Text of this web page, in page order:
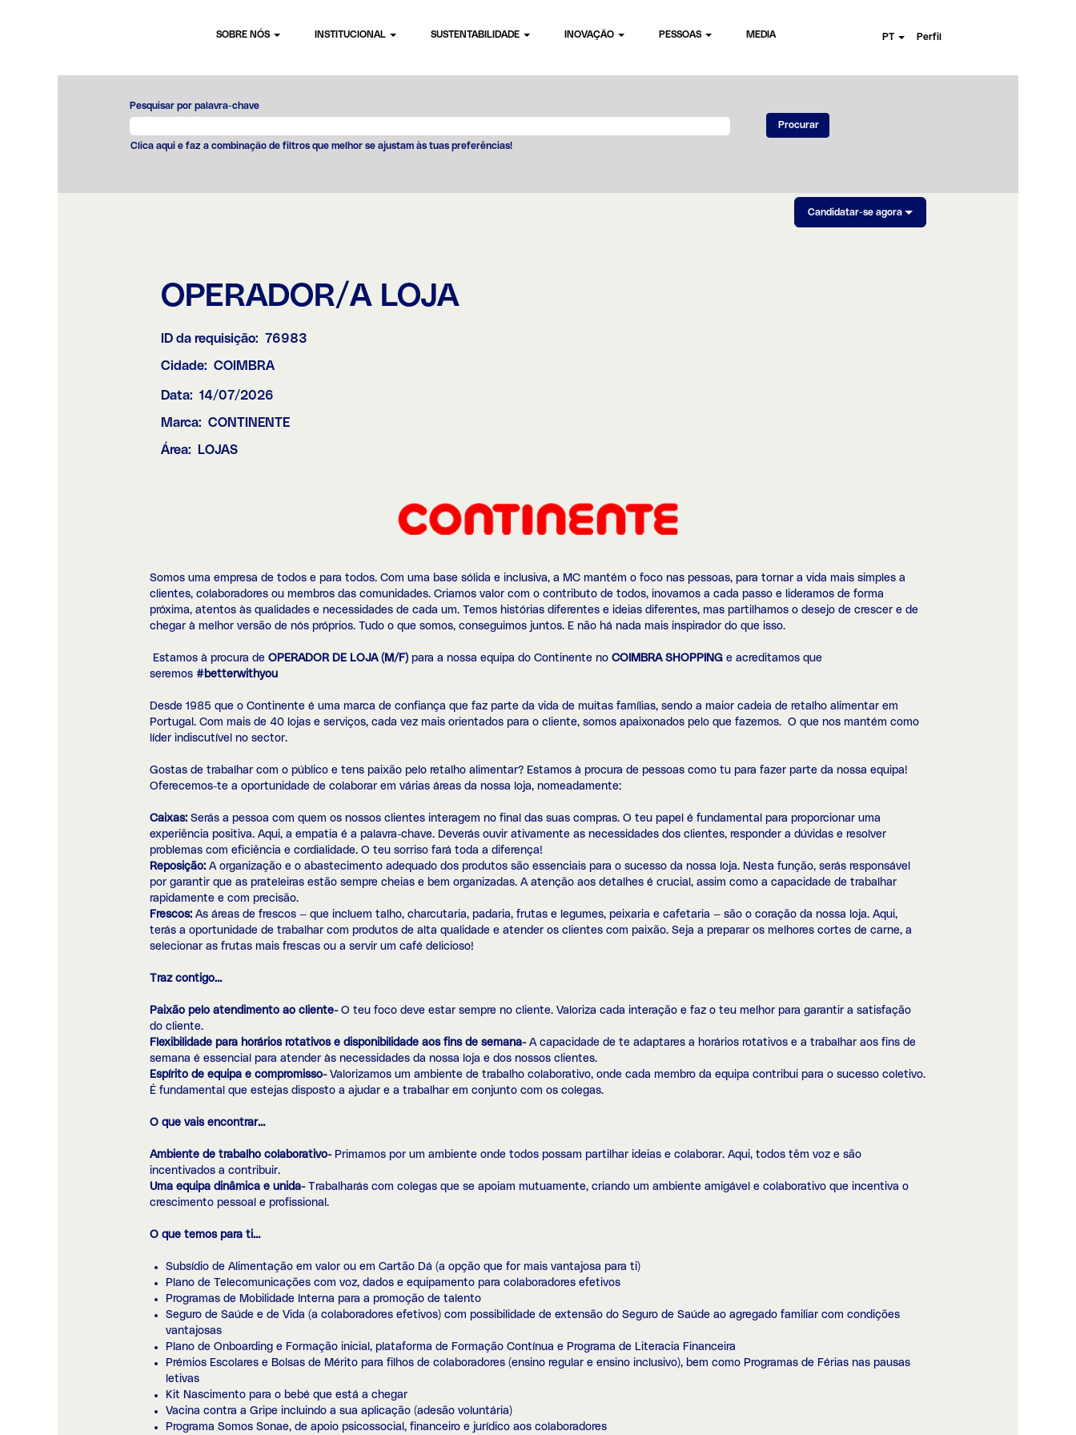
SOBRE NÓS INSTITUCIONAL SUSTENTABILIDADE INOVAÇÃO PESSOAS MEDIA PT Perfil
Pesquisar por palavra-chave
Clica aqui e faz a combinação de filtros que melhor se ajustam às tuas preferências!
Candidatar-se agora
OPERADOR/A LOJA
ID da requisição: 76983
Cidade: COIMBRA
Data: 14/07/2026
Marca: CONTINENTE
Área: LOJAS
Somos uma empresa de todos e para todos. Com uma base sólida e inclusiva, a MC mantém o foco nas pessoas, para tornar a vida mais simples a
clientes, colaboradores ou membros das comunidades. Criamos valor com o contributo de todos, inovamos a cada passo e lideramos de forma
próxima, atentos às qualidades e necessidades de cada um. Temos histórias diferentes e ideias diferentes, mas partilhamos o desejo de crescer e de
chegar à melhor versão de nós próprios. Tudo o que somos, conseguimos juntos. E não há nada mais inspirador do que isso.
Estamos à procura de OPERADOR DE LOJA (M/F) para a nossa equipa do Continente no COIMBRA SHOPPING e acreditamos que
seremos #betterwithyou
Desde 1985 que o Continente é uma marca de confiança que faz parte da vida de muitas famílias, sendo a maior cadeia de retalho alimentar em
Portugal. Com mais de 40 lojas e serviços, cada vez mais orientados para o cliente, somos apaixonados pelo que fazemos. O que nos mantém como
líder indiscutível no sector.
Gostas de trabalhar com o público e tens paixão pelo retalho alimentar? Estamos à procura de pessoas como tu para fazer parte da nossa equipa!
Oferecemos-te a oportunidade de colaborar em várias áreas da nossa loja, nomeadamente:
Caixas: Serás a pessoa com quem os nossos clientes interagem no final das suas compras. O teu papel é fundamental para proporcionar uma
experiência positiva. Aqui, a empatia é a palavra-chave. Deverás ouvir ativamente as necessidades dos clientes, responder a dúvidas e resolver
problemas com eficiência e cordialidade. O teu sorriso fará toda a diferença!
Reposição: A organização e o abastecimento adequado dos produtos são essenciais para o sucesso da nossa loja. Nesta função, serás responsável
por garantir que as prateleiras estão sempre cheias e bem organizadas. A atenção aos detalhes é crucial, assim como a capacidade de trabalhar
rapidamente e com precisão.
Frescos: As áreas de frescos — que incluem talho, charcutaria, padaria, frutas e legumes, peixaria e cafetaria — são o coração da nossa loja. Aqui,
terás a oportunidade de trabalhar com produtos de alta qualidade e atender os clientes com paixão. Seja a preparar os melhores cortes de carne, a
selecionar as frutas mais frescas ou a servir um café delicioso!
Traz contigo…
Paixão pelo atendimento ao cliente-O teu foco deve estar sempre no cliente. Valoriza cada interação e faz o teu melhor para garantir a satisfação
do cliente.
Flexibilidade para horários rotativos e disponibilidade aos fins de semana-A capacidade de te adaptares a horários rotativos e a trabalhar aos fins de
semana é essencial para atender às necessidades da nossa loja e dos nossos clientes.
Espírito de equipa e compromisso-Valorizamos um ambiente de trabalho colaborativo, onde cada membro da equipa contribui para o sucesso coletivo.
É fundamental que estejas disposto a ajudar e a trabalhar em conjunto com os colegas.
O que vais encontrar…
Ambiente de trabalho colaborativo-Primamos por um ambiente onde todos possam partilhar ideias e colaborar. Aqui, todos têm voz e são
incentivados a contribuir.
Uma equipa dinâmica e unida-Trabalharás com colegas que se apoiam mutuamente, criando um ambiente amigável e colaborativo que incentiva o
crescimento pessoal e profissional.
O que temos para ti…
Subsídio de Alimentação em valor ou em Cartão Dá (a opção que for mais vantajosa para ti)
Plano de Telecomunicações com voz, dados e equipamento para colaboradores efetivos
Programas de Mobilidade Interna para a promoção de talento
Seguro de Saúde e de Vida (a colaboradores efetivos) com possibilidade de extensão do Seguro de Saúde ao agregado familiar com condições
vantajosas
Plano de Onboarding e Formação inicial, plataforma de Formação Contínua e Programa de Literacia Financeira
Prémios Escolares e Bolsas de Mérito para filhos de colaboradores (ensino regular e ensino inclusivo), bem como Programas de Férias nas pausas
letivas
Kit Nascimento para o bebé que está a chegar
Vacina contra a Gripe incluindo a sua aplicação (adesão voluntária)
Programa Somos Sonae, de apoio psicossocial, financeiro e jurídico aos colaboradores